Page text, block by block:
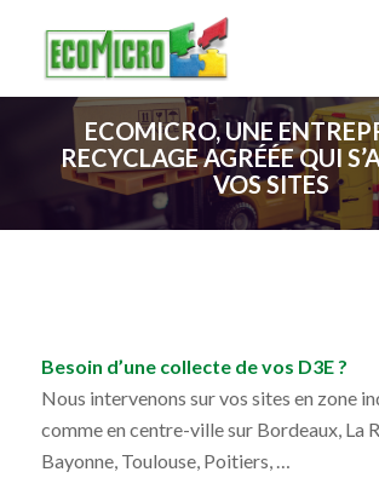
ECOMICRO, UNE
RECYCLAGE AGRÉÉE QUI
VOS SITES
Besoin d’une collecte de vos D3E ?
Nous intervenons sur vos sites en zone
comme en centre-ville sur Bordeaux, La
Bayonne, Toulouse, Poitiers, …